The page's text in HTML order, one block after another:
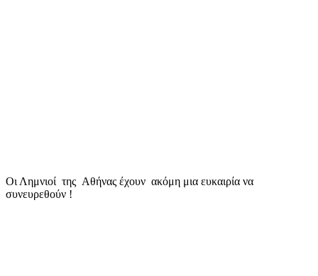
Οι Λημνιοί της Αθήνας έχουν ακόμη μια ευκαιρία να
συνευρεθούν !